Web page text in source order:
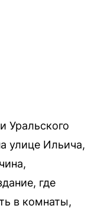
Уральского
улице Ильича,
где
в комнаты,